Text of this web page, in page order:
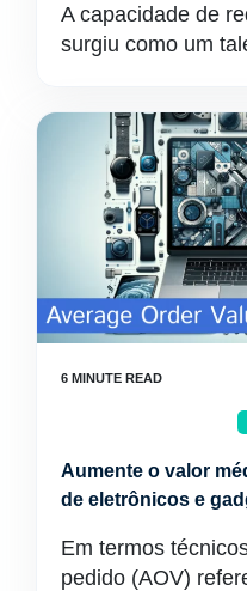
A capacidade de
surgiu como um
Aumente o valor
de eletrônicos e
Em termos
pedido (AOV)